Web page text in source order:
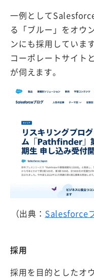
一例として
る「ブルー」をオウ
ンにも採用していま
コーポレートサイト
が伺えます。
（出典： Salesforce
採用
採用を目的としたオ